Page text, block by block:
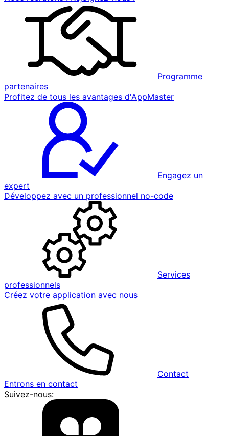
Programme
partenaires
Profitez de tous les avantages d'AppMaster
Engagez un
expert
Développez avec un professionnel no-code
Services
professionnels
Créez votre application avec nous
Contact
Entrons en contact
Suivez-nous: